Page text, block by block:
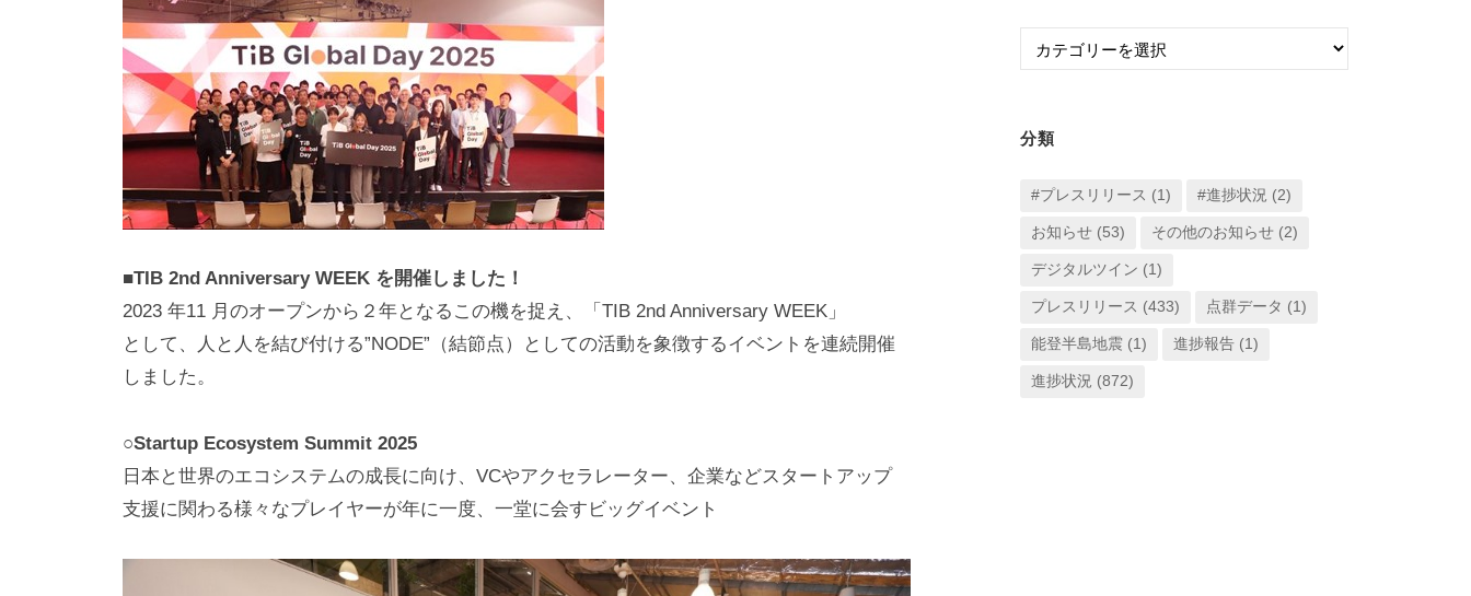
■TIB 2nd Anniversary WEEK を開催しました！
2023 年11 月のオープンから２年となるこの機を捉え、「TIB 2nd Anniversary WEEK」
として、人と人を結び付ける”NODE”（結節点）としての活動を象徴するイベントを連続開催
しました。
○Startup Ecosystem Summit 2025
日本と世界のエコシステムの成長に向け、VCやアクセラレーター、企業などスタートアップ
支援に関わる様々なプレイヤーが年に一度、一堂に会すビッグイベント
カ
ー
分類
#プレスリリース (1) #進捗状況 (2)
お知らせ (53) その他のお知らせ (2)
デジタルツイン (1)
プレスリリース (433) 点群データ (1)
能登半島地震 (1) 進捗報告 (1)
進捗状況 (872)